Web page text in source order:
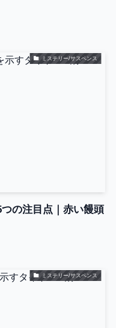
ミステリー/サスペンス
つの注目点｜赤い饅頭
ミステリー/サスペンス